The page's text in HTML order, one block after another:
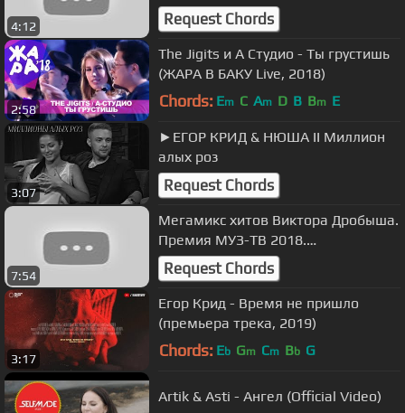
4:12 Request Chords
2:58
The Jigits и А Студио - Ты грустишь
(ЖАРА В БАКУ Live, 2018)
Chords: Em C Am D B Bm E
3:07
►ЕГОР КРИД & НЮША II Миллион
алых роз
Request Chords
7:54
Мегамикс хитов Виктора Дробыша.
Премия МУЗ-ТВ 2018.
Трансформация
Request Chords
3:17
Егор Крид - Время не пришло
(премьера трека, 2019)
Chords: Eb Gm Cm Bb G
Artik & Asti - Ангел (Official Video)